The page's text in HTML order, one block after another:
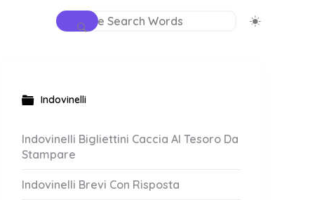
Indovinelli
Indovinelli Bigliettini Caccia Al Tesoro Da
Stampare
Indovinelli Brevi Con Risposta